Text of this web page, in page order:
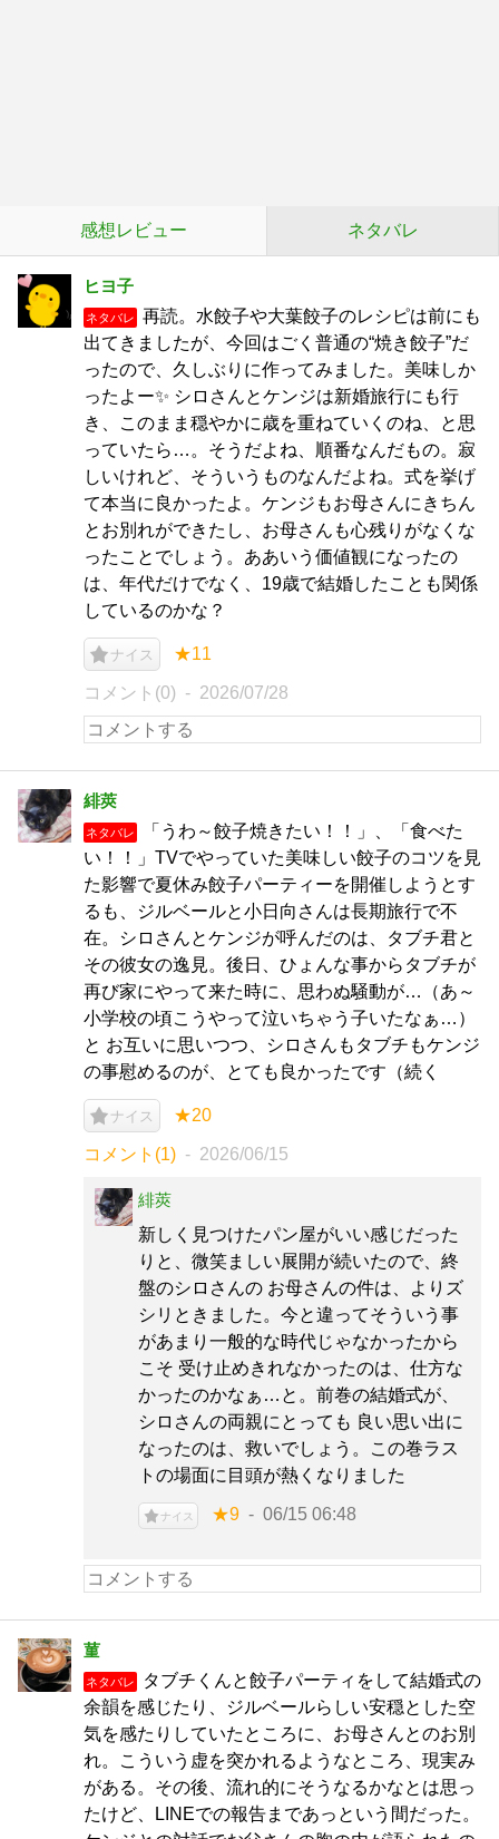
感想レビュー ネタバレ
ヒヨ子
ネタバレ
再読。水餃子や大葉餃子のレシピは前にも
出てきましたが、今回はごく普通の“焼き餃子”だ
ったので、久しぶりに作ってみました。美味しか
ったよー✨️ シロさんとケンジは新婚旅行にも行
き、このまま穏やかに歳を重ねていくのね、と思
っていたら…。そうだよね、順番なんだもの。寂
しいけれど、そういうものなんだよね。式を挙げ
て本当に良かったよ。ケンジもお母さんにきちん
とお別れができたし、お母さんも心残りがなくな
ったことでしょう。ああいう価値観になったの
は、年代だけでなく、19歳で結婚したことも関係
しているのかな？
ナイス ★11
コメント(0) 2026/07/28
緋莢
ネタバレ
「うわ～餃子焼きたい！！」、「食べた
い！！」TVでやっていた美味しい餃子のコツを見
た影響で夏休み餃子パーティーを開催しようとす
るも、ジルベールと小日向さんは長期旅行で不
在。シロさんとケンジが呼んだのは、タブチ君と
その彼女の逸見。後日、ひょんな事からタブチが
再び家にやって来た時に、思わぬ騒動が…（あ～
小学校の頃こうやって泣いちゃう子いたなぁ…）
と お互いに思いつつ、シロさんもタブチもケンジ
の事慰めるのが、とても良かったです（続く
ナイス ★20
コメント(1) 2026/06/15
緋莢
新しく見つけたパン屋がいい感じだった
りと、微笑ましい展開が続いたので、終
盤のシロさんの お母さんの件は、よりズ
シリときました。今と違ってそういう事
があまり一般的な時代じゃなかったから
こそ 受け止めきれなかったのは、仕方な
かったのかなぁ…と。前巻の結婚式が、
シロさんの両親にとっても 良い思い出に
なったのは、救いでしょう。この巻ラス
トの場面に目頭が熱くなりました
ナイス ★9 06/15 06:48
菫
ネタバレ
タブチくんと餃子パーティをして結婚式の
余韻を感じたり、ジルベールらしい安穏とした空
気を感たりしていたところに、お母さんとのお別
れ。こういう虚を突かれるようなところ、現実み
がある。その後、流れ的にそうなるかなとは思っ
たけど、LINEでの報告まであっという間だった。